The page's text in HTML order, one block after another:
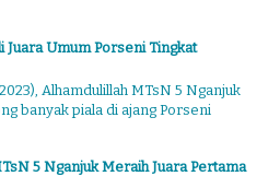
Juara Umum Porseni Tingkat
Alhamdulillah MTsN 5 Nganjuk
banyak piala di ajang Porseni
5 Nganjuk Meraih Juara Pertama